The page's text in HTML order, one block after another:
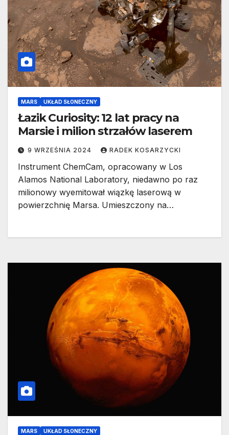
MARS UKŁAD SŁONECZNY
Łazik Curiosity: 12 lat pracy na
Marsie i milion strzałów laserem
9 WRZEŚNIA 2024 RADEK KOSARZYCKI
Instrument ChemCam, opracowany w Los
Alamos National Laboratory, niedawno po raz
milionowy wyemitował wiązkę laserową w
powierzchnię Marsa. Umieszczony na…
MARS UKŁAD SŁONECZNY